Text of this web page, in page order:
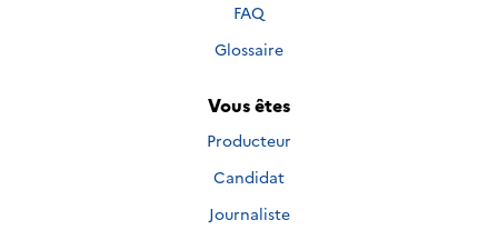
FAQ
Glossaire
Vous êtes
Producteur
Candidat
Journaliste